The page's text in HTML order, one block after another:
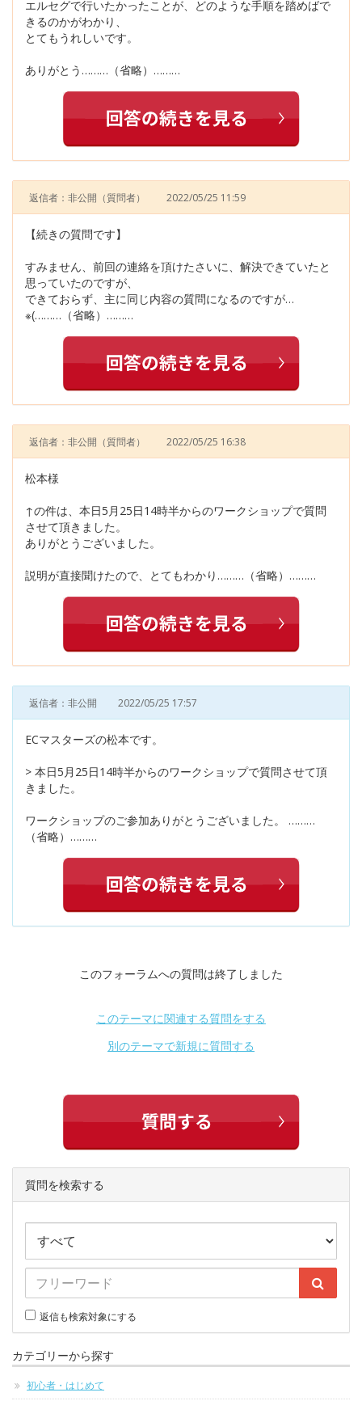
エルセグで行いたかったことが、どのような手順を踏めばで
きるのかがわかり、
とてもうれしいです。
ありがとう………（省略）………
返信者：非公開 （質問者） 2022/05/25 11:59
【続きの質問です】
すみません、前回の連絡を頂けたさいに、解決できていたと
思っていたのですが、
できておらず、主に同じ内容の質問になるのですが…
※(………（省略）………
返信者：非公開 （質問者） 2022/05/25 16:38
松本様
↑の件は、本日5月25日14時半からのワークショップで質問
させて頂きました。
ありがとうございました。
説明が直接聞けたので、とてもわかり………（省略）………
返信者：非公開 2022/05/25 17:57
ECマスターズの松本です。
> 本日5月25日14時半からのワークショップで質問させて頂
きました。
ワークショップのご参加ありがとうございました。 ………
（省略）………
このフォーラムへの質問は終了しました
このテーマに関連する質問をする
別のテーマで新規に質問する
質問を検索する
返信も検索対象にする
カテゴリーから探す
初心者・はじめて